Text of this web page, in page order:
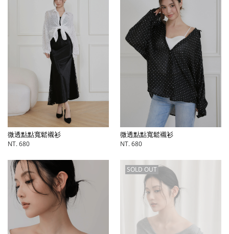
微透點點寬鬆襯衫
NT. 680
微透點點寬鬆襯衫
NT. 680
SOLD OUT